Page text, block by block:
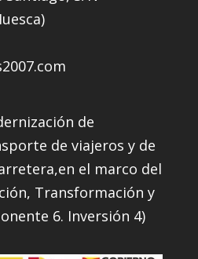
de
de viajeros y de
el marco del
Transformación y
6. Inversión 4)